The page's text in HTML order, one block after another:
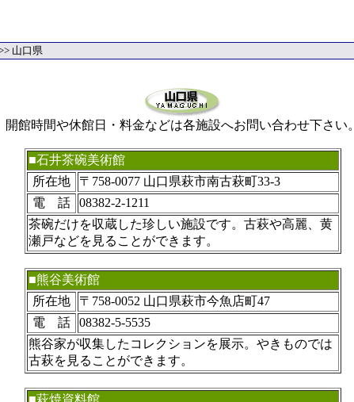
山口県
開館時間や休館日・料金などは各施設へお問い合わせ下さい。
■石井茶碗美術館
所在地
〒758-0077 山口県萩市南古萩町33-3
電 話
08382-2-1211
茶碗だけを収蔵した珍しい施設です。古萩や高麗、黄
瀬戸などを見ることができます。
■熊谷美術館
所在地
〒758-0052 山口県萩市今魚店町47
電 話
08382-5-5535
熊谷家が収集したコレクションを展示。やきものでは
古萩を見ることができます。
■萩焼資料館